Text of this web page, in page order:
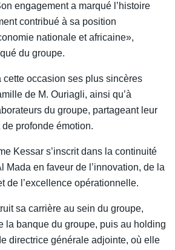
engagement a marqué l’histoire
contribué à sa position
nationale et africaine»,
du groupe.
cette occasion ses plus sincères
de M. Ouriagli, ainsi qu’à
du groupe, partageant leur
profonde émotion.
Kessar s’inscrit dans la continuité
Mada en faveur de l’innovation, de la
de l’excellence opérationnelle.
sa carrière au sein du groupe,
la banque du groupe, puis au holding
directrice générale adjointe, où elle